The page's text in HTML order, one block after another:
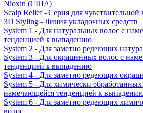
Nioxin (США)
Scalp Relief - Серия для
3D Styling - Линия укладочных средств
System 1 - Для натуральных волос с
тенденцией к выпадению
System 2 - Для заметно редеющих
System 3 - Для окрашенных волос с
тенденцией к выпадению
System 4 - Для заметно редеющих
System 5 - Для химически обработанных
намечающейся тенденцией к
System 6 - Для заметно редеющих
волос